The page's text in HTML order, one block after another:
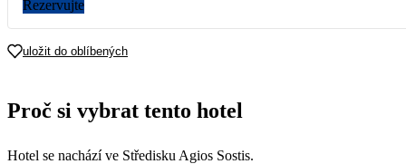
Rezervujte
uložit do oblíbených
Proč si vybrat tento hotel
Hotel se nachází ve Středisku Agios Sostis.